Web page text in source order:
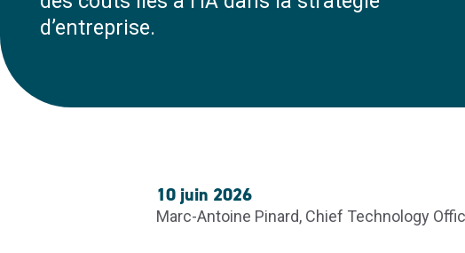
d’entreprise.
10 juin 2026
Marc-Antoine Pinard, Chief Technology